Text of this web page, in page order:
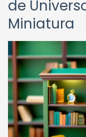
de
Miniatura